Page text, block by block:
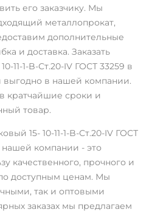
его заказчику. Мы
металлопрокат,
дополнительные
и доставка. Заказать
11-1-B-Ст.20-IV ГОСТ 33259 в
выгодно в нашей компании.
кратчайшие сроки и
товар.
15- 10-11-1-B-Ст.20-IV ГОСТ
компании - это
качественного, прочного и
доступным ценам. Мы
так и оптовыми
заказах мы предлагаем